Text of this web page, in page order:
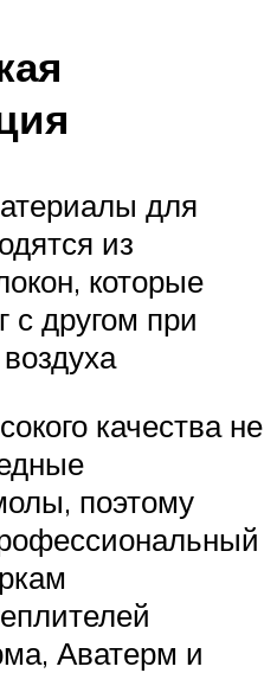
для
из
которые
с другом при
качества не
поэтому
Аватерм и